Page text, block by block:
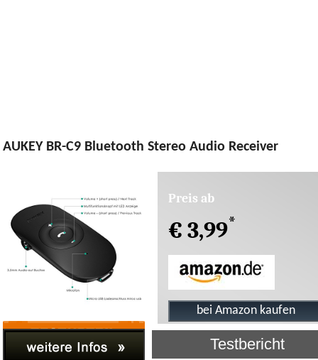
AUKEY BR-C9 Bluetooth Stereo Audio Receiver
Preis ab
€ 3,99*